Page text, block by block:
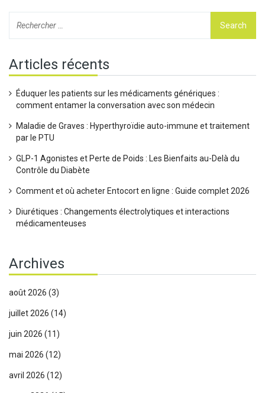
Articles récents
Éduquer les patients sur les médicaments génériques :
comment entamer la conversation avec son médecin
Maladie de Graves : Hyperthyroïdie auto-immune et traitement
par le PTU
GLP-1 Agonistes et Perte de Poids : Les Bienfaits au-Delà du
Contrôle du Diabète
Comment et où acheter Entocort en ligne : Guide complet 2026
Diurétiques : Changements électrolytiques et interactions
médicamenteuses
Archives
août 2026 (3)
juillet 2026 (14)
juin 2026 (11)
mai 2026 (12)
avril 2026 (12)